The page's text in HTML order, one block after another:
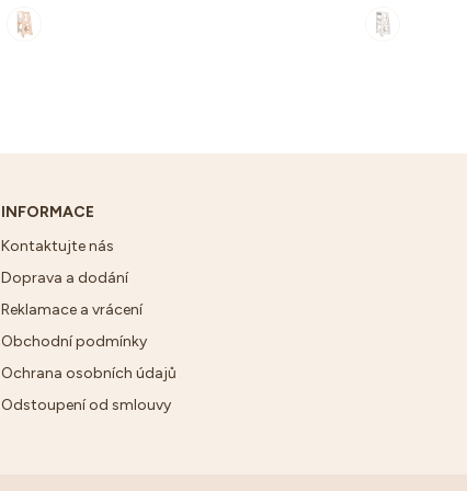
INFORMACE
Kontaktujte nás
Doprava a dodání
Reklamace a vrácení
Obchodní podmínky
Ochrana osobních údajů
Odstoupení od smlouvy